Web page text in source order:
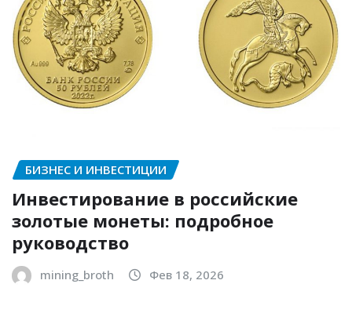
БИЗНЕС И ИНВЕСТИЦИИ
Инвестирование в российские
золотые монеты: подробное
руководство
mining_broth Фев 18, 2026